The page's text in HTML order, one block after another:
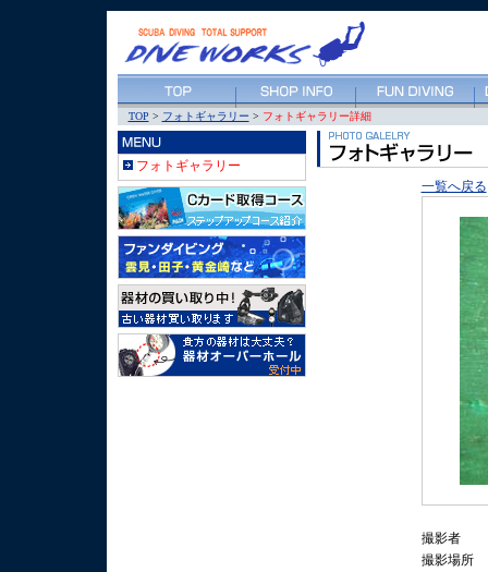
TOP > フォトギャラリー > フォトギャラリー詳細
フォトギャラリー
一覧へ戻る
撮影者
撮影場所